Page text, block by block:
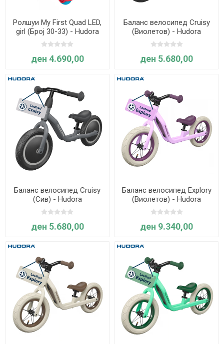
Ролшуи My First Quad LED,
girl (Број 30-33) - Hudora
ден 4.690,00
Баланс велосипед Cruisy
(Виолетов) - Hudora
ден 5.680,00
Баланс велосипед Cruisy
(Сив) - Hudora
ден 5.680,00
Баланс велосипед Explory
(Виолетов) - Hudora
ден 9.340,00